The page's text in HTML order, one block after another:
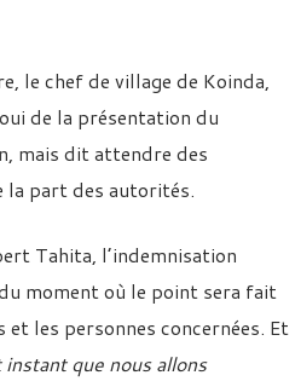
le chef de village de Koinda,
de la présentation du
mais dit attendre des
la part des autorités.
Tahita, l’indemnisation
moment où le point sera fait
les personnes concernées. Et
instant que nous allons